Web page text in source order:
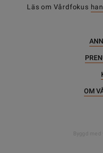
Läs om Vårdfokus
OM
Byggd med